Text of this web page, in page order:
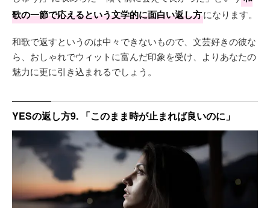
歌の一節で応えるという文学的に面白い返し方になります。
和歌で返すというのは中々できないもので、文芸好きの彼な
ら、おしゃれでウィットに富んだ印象を受け、よりあなたの
魅力に更に引き込まれるでしょう。
YESの返し方9. 「このまま時が止まれば良いのに」